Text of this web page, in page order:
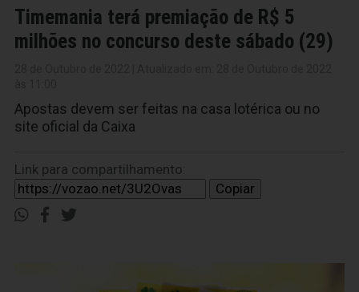
Timemania terá premiação de R$ 5
milhões no concurso deste sábado (29)
Apostas devem ser feitas na casa lotérica ou no
site oficial da Caixa
Link para compartilhamento:
Copiar